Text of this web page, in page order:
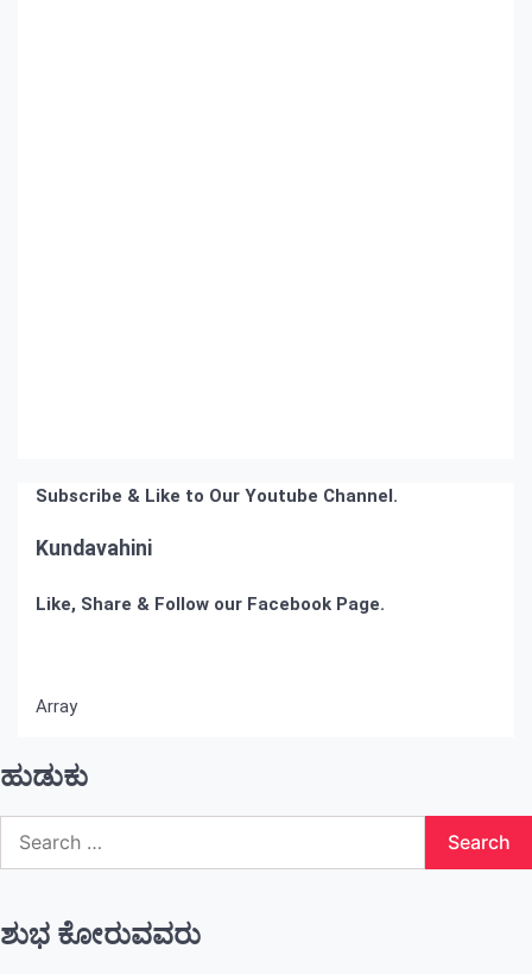
Subscribe & Like to Our Youtube Channel.
Kundavahini
Like, Share & Follow our Facebook Page.
Array
ಹುಡುಕು
for:
ಶುಭ ಕೋರುವವರು